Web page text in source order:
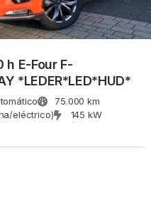
h E-Four F-
*LEDER*LED*HUD*
75.000 km
eléctrico)
145 kW